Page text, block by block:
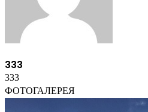
333
333
ФОТОГАЛЕРЕЯ